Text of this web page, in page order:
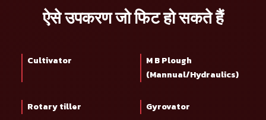
ऐसे उपकरण जो फिट हो सकते हैं
Cultivator
M B Plough
(Mannual/Hydraulics)
Rotary tiller Gyrovator